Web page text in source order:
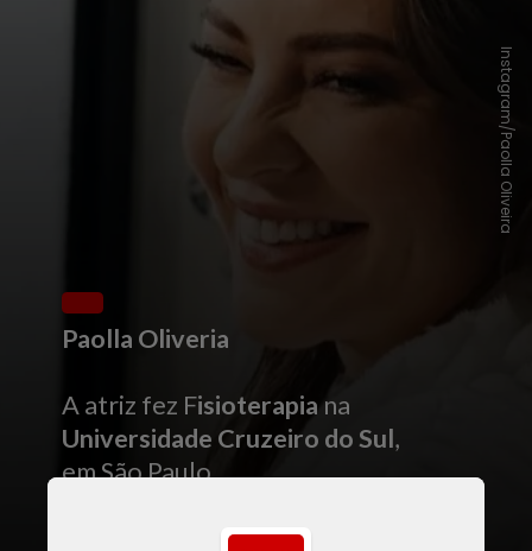
Paolla Oliveria
A atriz fez Fisioterapia na
Universidade Cruzeiro do Sul,
em São Paulo
Instagram/Paolla Oliveira